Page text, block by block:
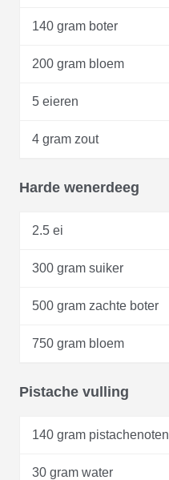
140 gram boter
200 gram bloem
5 eieren
4 gram zout
Harde wenerdeeg
2.5 ei
300 gram suiker
500 gram zachte boter
750 gram bloem
Pistache vulling
140 gram pistachenoten
30 gram water